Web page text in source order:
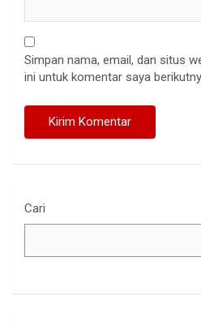
Simpan nama, email, dan situs
ini untuk komentar saya
Cari